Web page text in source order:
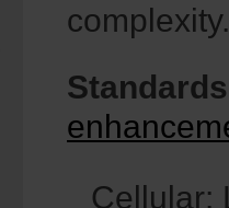
complexity.
Cellular: